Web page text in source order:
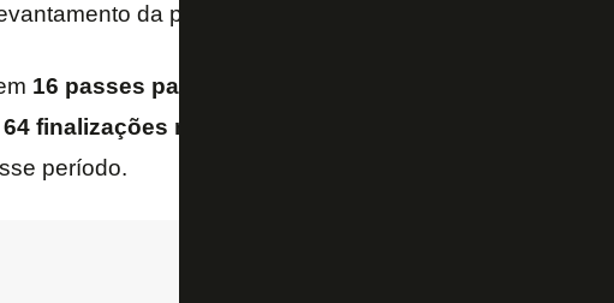
da plataforma “
16 passes para gol
64 finalizações na meta
período.